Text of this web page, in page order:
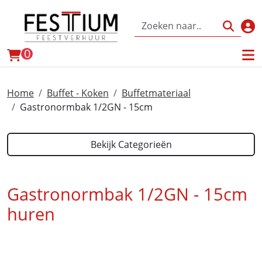
winkelwagen
0
Home Buffet - Koken
Buffetmateriaal
Gastronormbak 1/2GN - 15cm
Bekijk Categorieën
Gastronormbak 1/2GN - 15cm
huren